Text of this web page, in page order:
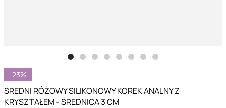
-23%
ŚREDNI RÓŻOWY SILIKONOWY KOREK ANALNY Z
KRYSZTAŁEM - ŚREDNICA 3 CM